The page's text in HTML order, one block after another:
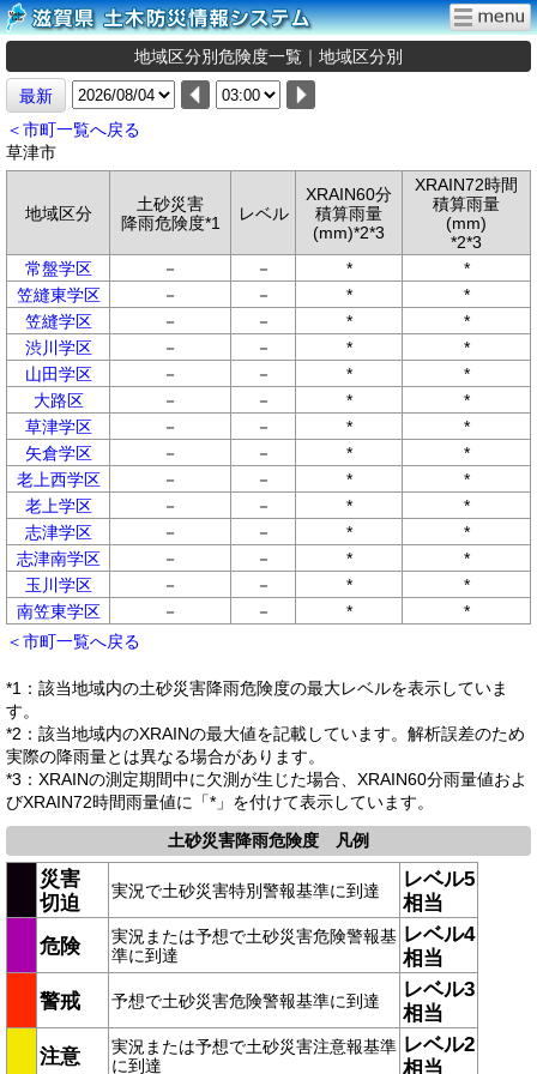
地域区分別危険度一覧｜地域区分別
最新
＜市町一覧へ戻る
草津市
地域区分
土砂災害
降雨危険度*1
レベル
XRAIN60分
積算雨量
(mm)*2*3
XRAIN72時間
積算雨量
(mm)
*2*3
常盤学区
－ － *
*
笠縫東学区
－ － *
*
笠縫学区
－ － *
*
渋川学区
－ － *
*
山田学区
－ － *
*
大路区
－ － *
*
草津学区
－ － *
*
矢倉学区
－ － *
*
老上西学区
－ － *
*
老上学区
－ － *
*
志津学区
－ － *
*
志津南学区
－ － *
*
玉川学区
－ － *
*
南笠東学区
－ － *
*
＜市町一覧へ戻る
*1：該当地域内の土砂災害降雨危険度の最大レベルを表示していま
す。
*2：該当地域内のXRAINの最大値を記載しています。解析誤差のため
実際の降雨量とは異なる場合があります。
*3：XRAINの測定期間中に欠測が生じた場合、XRAIN60分雨量値およ
びXRAIN72時間雨量値に「*」を付けて表示しています。
土砂災害降雨危険度 凡例
災害
切迫
実況で土砂災害特別警報基準に到達
レベル5
相当
危険
実況または予想で土砂災害危険警報基
準に到達
レベル4
相当
警戒
予想で土砂災害危険警報基準に到達
レベル3
相当
注意
実況または予想で土砂災害注意報基準
に到達
レベル2
相当